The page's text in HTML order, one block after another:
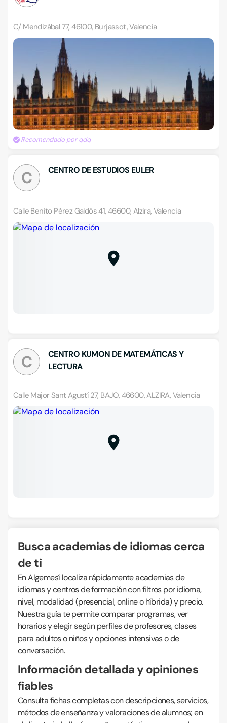
C/ Mendizábal 77, 46100, Burjassot, Valencia
Recomendado por qdq
C CENTRO DE ESTUDIOS EULER
Calle Benito Pérez Galdós 41, 46600, Alzira, Valencia
C
CENTRO KUMON DE MATEMÁTICAS Y
LECTURA
Calle Major Sant Agustí 27, BAJO, 46600, ALZIRA, Valencia
Busca academias de idiomas cerca
de ti
En Algemesí localiza rápidamente academias de
idiomas y centros de formación con filtros por idioma,
nivel, modalidad (presencial, online o híbrida) y precio.
Nuestra guía te permite comparar programas, ver
horarios y elegir según perfiles de profesores, clases
para adultos o niños y opciones intensivas o de
conversación.
Información detallada y opiniones
fiables
Consulta fichas completas con descripciones, servicios,
métodos de enseñanza y valoraciones de alumnos; en